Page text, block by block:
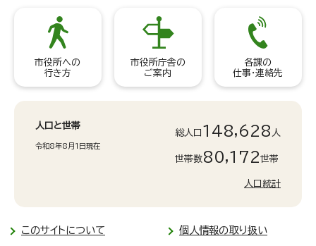
市役所への
行き方
市役所庁舎の
ご案内
各課の
仕事・連絡先
人口と世帯
令和8年8月1日現在
総人口 148,628 人
世帯数80,172世帯
人口統計
このサイトについて 個人情報の取り扱い